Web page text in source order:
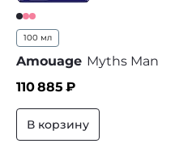
100 мл
Amouage Myths Man
110 885 ₽
В корзину